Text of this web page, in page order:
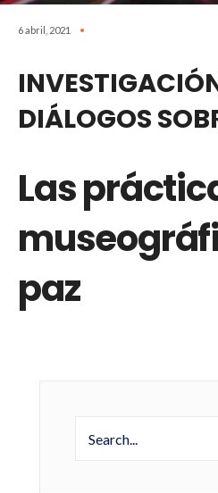
6 abril, 2021 •
DIÁLOGOS
Las
paz